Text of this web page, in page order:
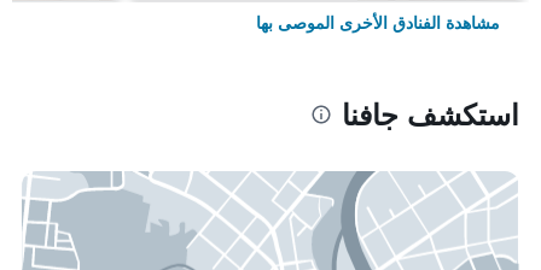
مشاهدة الفنادق الأخرى الموصى بها
استكشف جافنا